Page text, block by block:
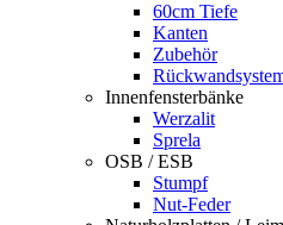
60cm Tiefe
Kanten
Zubehör
Innenfensterbänke
Werzalit
Sprela
OSB / ESB
Stumpf
Nut-Feder